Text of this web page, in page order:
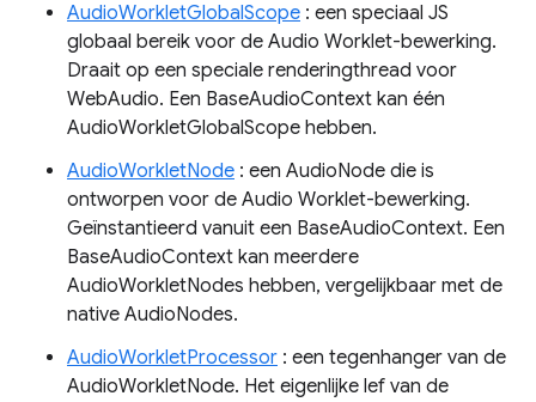
AudioWorkletGlobalScope : een speciaal JS
globaal bereik voor de Audio Worklet-bewerking.
Draait op een speciale renderingthread voor
WebAudio. Een BaseAudioContext kan één
AudioWorkletGlobalScope hebben.
AudioWorkletNode : een AudioNode die is
ontworpen voor de Audio Worklet-bewerking.
Geïnstantieerd vanuit een BaseAudioContext. Een
BaseAudioContext kan meerdere
AudioWorkletNodes hebben, vergelijkbaar met de
native AudioNodes.
AudioWorkletProcessor : een tegenhanger van de
AudioWorkletNode. Het eigenlijke lef van de